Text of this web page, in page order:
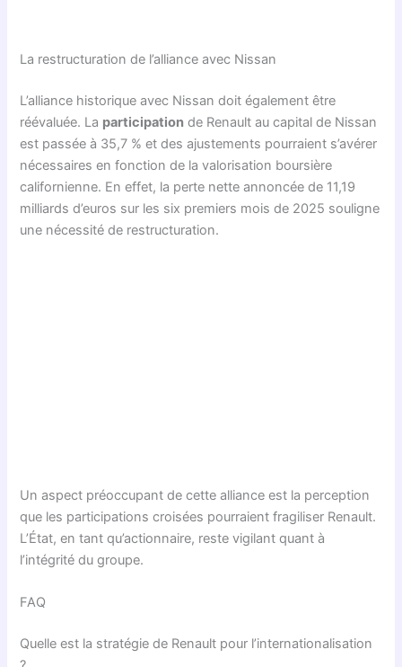
La restructuration de l’alliance avec Nissan
L’alliance historique avec Nissan doit également être
réévaluée. La participation de Renault au capital de Nissan
est passée à 35,7 % et des ajustements pourraient s’avérer
nécessaires en fonction de la valorisation boursière
californienne. En effet, la perte nette annoncée de 11,19
milliards d’euros sur les six premiers mois de 2025 souligne
une nécessité de restructuration.
Un aspect préoccupant de cette alliance est la perception
que les participations croisées pourraient fragiliser Renault.
L’État, en tant qu’actionnaire, reste vigilant quant à
l’intégrité du groupe.
FAQ
Quelle est la stratégie de Renault pour l’internationalisation